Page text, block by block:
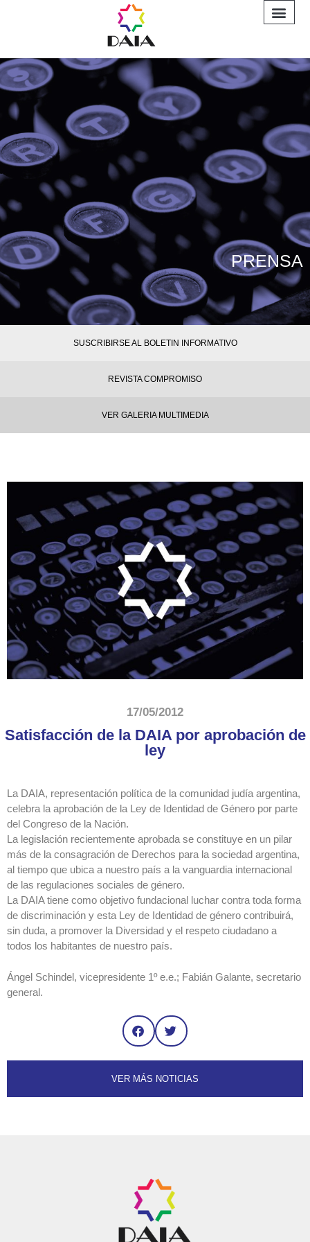
PRENSA
SUSCRIBIRSE AL BOLETIN INFORMATIVO
REVISTA COMPROMISO
VER GALERIA MULTIMEDIA
17/05/2012
Satisfacción de la DAIA por aprobación de
ley
La DAIA, representación política de la comunidad judía argentina,
celebra la aprobación de la Ley de Identidad de Género por parte
del Congreso de la Nación.
La legislación recientemente aprobada se constituye en un pilar
más de la consagración de Derechos para la sociedad argentina,
al tiempo que ubica a nuestro país a la vanguardia internacional
de las regulaciones sociales de género.
La DAIA tiene como objetivo fundacional luchar contra toda forma
de discriminación y esta Ley de Identidad de género contribuirá,
sin duda, a promover la Diversidad y el respeto ciudadano a
todos los habitantes de nuestro país.
Ángel Schindel, vicepresidente 1º e.e.; Fabián Galante, secretario
general.
VER MÁS NOTICIAS